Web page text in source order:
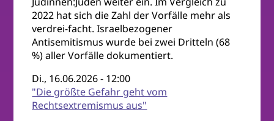
2022 hat sich die Zahl der Vorfälle mehr als
verdrei-facht. Israelbezogener
Antisemitismus wurde bei zwei Dritteln (68
%) aller Vorfälle dokumentiert.
Di., 16.06.2026 - 12:00
"Die größte Gefahr geht vom
Rechtsextremismus aus"